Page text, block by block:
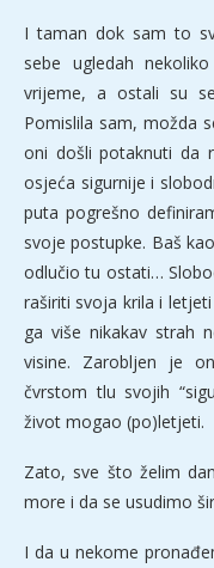
I taman dok sam to
sebe ugledah
vrijeme, a ostali su
Pomislila sam, možda
oni došli potaknuti da
osjeća sigurnije i
puta pogrešno
svoje postupke. Baš
odlučio tu ostati…
raširiti svoja krila i
ga više nikakav strah
visine. Zarobljen je
čvrstom tlu svojih
život mogao (po)letjeti.
Zato, sve što želim
more i da se usudimo
I da u nekome